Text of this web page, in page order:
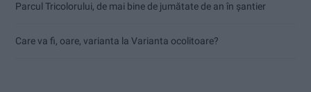
Parcul Tricolorului, de mai bine de jumătate de an în șantier
Care va fi, oare, varianta la Varianta ocolitoare?